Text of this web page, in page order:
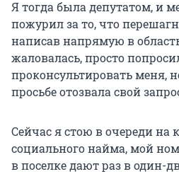
Я тогда была депутатом, и
пожурил за то, что
написав напрямую в
жаловалась, просто
проконсультировать меня,
просьбе отозвала свой
Сейчас я стою в очереди на
социального найма, мой
в поселке дают раз в один-